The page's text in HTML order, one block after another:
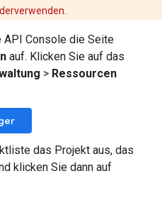
API Console die Seite
auf. Klicken Sie auf das
> Ressourcen
das Projekt aus, das
klicken Sie dann auf